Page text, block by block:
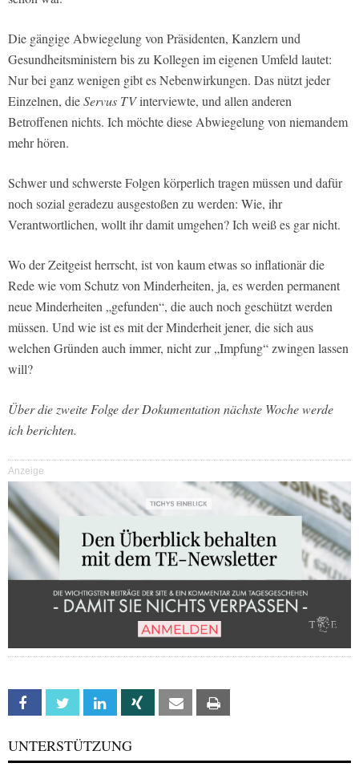
Die gängige Abwiegelung von Präsidenten, Kanzlern und
Gesundheitsministern bis zu Kollegen im eigenen Umfeld lautet:
Nur bei ganz wenigen gibt es Nebenwirkungen. Das nützt jeder
Einzelnen, dieServus TVinterviewte, und allen anderen
Betroffenen nichts. Ich möchte diese Abwiegelung von niemandem
mehr hören.
Schwer und schwerste Folgen körperlich tragen müssen und dafür
noch sozial geradezu ausgestoßen zu werden: Wie, ihr
Verantwortlichen, wollt ihr damit umgehen? Ich weiß es gar nicht.
Wo der Zeitgeist herrscht, ist von kaum etwas so inflationär die
Rede wie vom Schutz von Minderheiten, ja, es werden permanent
neue Minderheiten „gefunden“, die auch noch geschützt werden
müssen. Und wie ist es mit der Minderheit jener, die sich aus
welchen Gründen auch immer, nicht zur „Impfung“ zwingen lassen
will?
Über die zweite Folge der Dokumentation nächste Woche werde
ich berichten.
Anzeige
Facebook Twitter Linkedin Xing Email
UNTERSTÜTZUNG